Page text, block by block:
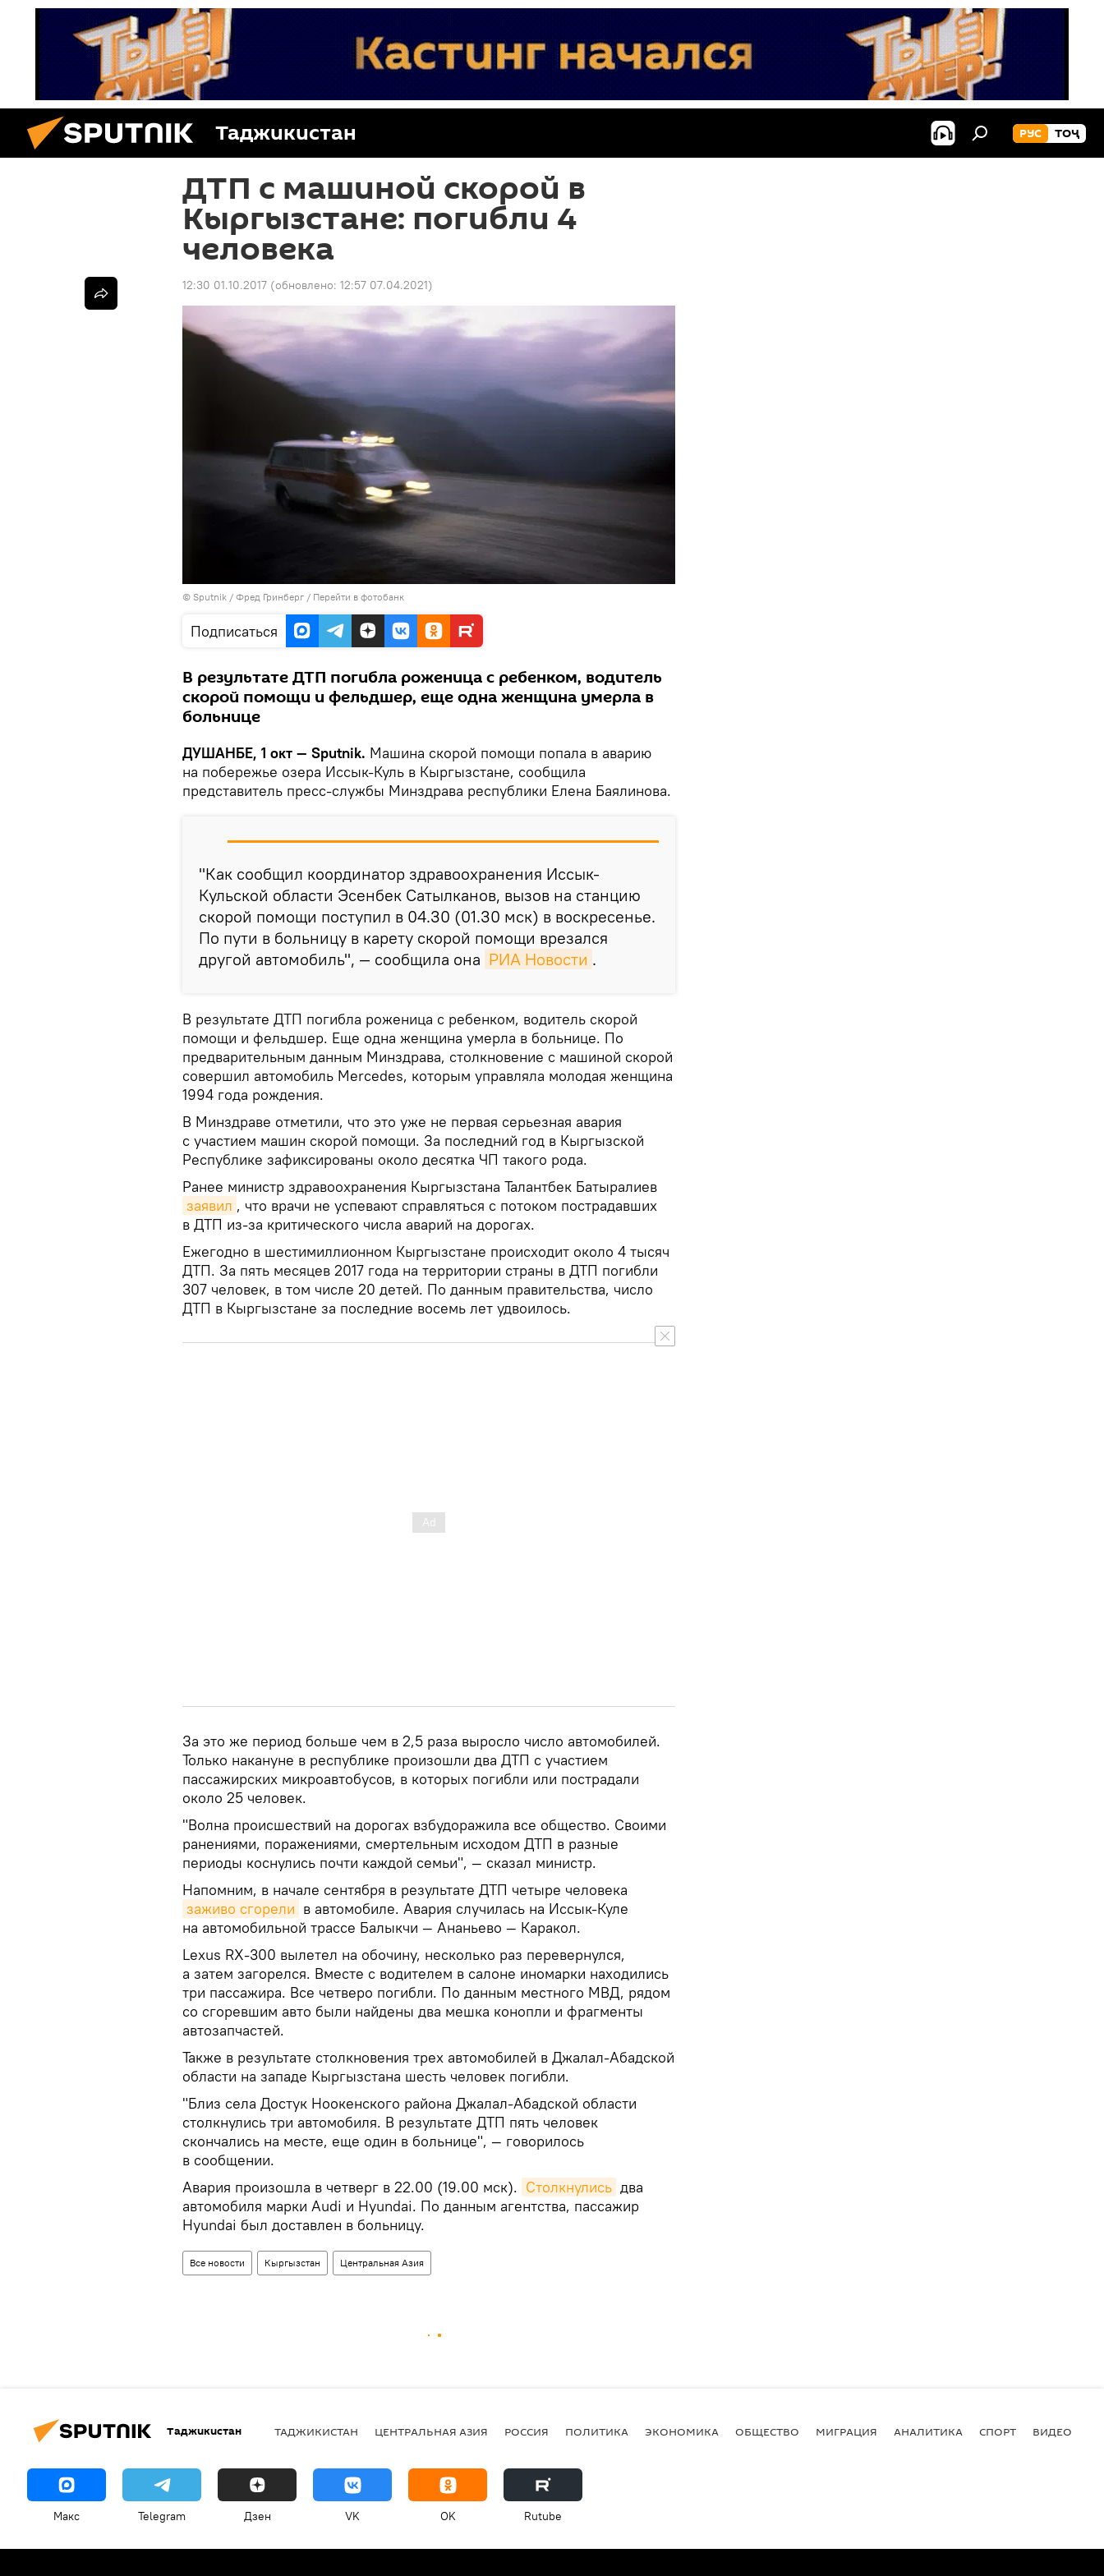
Таджикистан РУС ТОҶ
ДТП с машиной скорой в
Кыргызстане: погибли 4
человека
12:30 01.10.2017 (обновлено: 12:57 07.04.2021)
© Sputnik / Фред Гринберг / Перейти в фотобанк
Подписаться
В результате ДТП погибла роженица с ребенком, водитель
скорой помощи и фельдшер, еще одна женщина умерла в
больнице
ДУШАНБЕ, 1 окт — Sputnik. Машина скорой помощи попала в аварию
на побережье озера Иссык-Куль в Кыргызстане, сообщила
представитель пресс-службы Минздрава республики Елена Баялинова.
"Как сообщил координатор здравоохранения Иссык-
Кульской области Эсенбек Сатылканов, вызов на станцию
скорой помощи поступил в 04.30 (01.30 мск) в воскресенье.
По пути в больницу в карету скорой помощи врезался
другой автомобиль", — сообщила она РИА Новости .
В результате ДТП погибла роженица с ребенком, водитель скорой
помощи и фельдшер. Еще одна женщина умерла в больнице. По
предварительным данным Минздрава, столкновение с машиной скорой
совершил автомобиль Mercedes, которым управляла молодая женщина
1994 года рождения.
В Минздраве отметили, что это уже не первая серьезная авария
с участием машин скорой помощи. За последний год в Кыргызской
Республике зафиксированы около десятка ЧП такого рода.
Ранее министр здравоохранения Кыргызстана Талантбек Батыралиев
заявил , что врачи не успевают справляться с потоком пострадавших
в ДТП из-за критического числа аварий на дорогах.
Ежегодно в шестимиллионном Кыргызстане происходит около 4 тысяч
ДТП. За пять месяцев 2017 года на территории страны в ДТП погибли
307 человек, в том числе 20 детей. По данным правительства, число
ДТП в Кыргызстане за последние восемь лет удвоилось.
За это же период больше чем в 2,5 раза выросло число автомобилей.
Только накануне в республике произошли два ДТП с участием
пассажирских микроавтобусов, в которых погибли или пострадали
около 25 человек.
"Волна происшествий на дорогах взбудоражила все общество. Своими
ранениями, поражениями, смертельным исходом ДТП в разные
периоды коснулись почти каждой семьи", — сказал министр.
Напомним, в начале сентября в результате ДТП четыре человека
заживо сгорели в автомобиле. Авария случилась на Иссык-Куле
на автомобильной трассе Балыкчи — Ананьево — Каракол.
Lexus RX-300 вылетел на обочину, несколько раз перевернулся,
а затем загорелся. Вместе с водителем в салоне иномарки находились
три пассажира. Все четверо погибли. По данным местного МВД, рядом
со сгоревшим авто были найдены два мешка конопли и фрагменты
автозапчастей.
Также в результате столкновения трех автомобилей в Джалал-Абадской
области на западе Кыргызстана шесть человек погибли.
"Близ села Достук Ноокенского района Джалал-Абадской области
столкнулись три автомобиля. В результате ДТП пять человек
скончались на месте, еще один в больнице", — говорилось
в сообщении.
Авария произошла в четверг в 22.00 (19.00 мск). Столкнулись два
автомобиля марки Audi и Hyundai. По данным агентства, пассажир
Hyundai был доставлен в больницу.
Все новости Кыргызстан Центральная Азия
Таджикистан ТАДЖИКИСТАН ЦЕНТРАЛЬНАЯ АЗИЯ РОССИЯ ПОЛИТИКА ЭКОНОМИКА ОБЩЕСТВО МИГРАЦИЯ АНАЛИТИКА СПОРТ ВИДЕО
Макс Telegram Дзен VK OK Rutube